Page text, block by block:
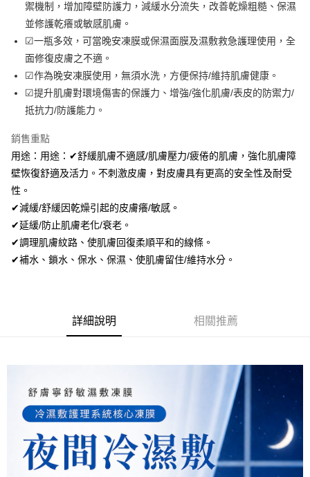
台新國際商業銀行
中國信託商業銀行
台灣樂天信用卡公司
Google Pay
大哥付你分期
相關說明
【大哥付你分期使用說明】
1.本服務由台灣大哥大提供，台灣大哥大用戶可立即使用無須另外申請。
2.付款方式選擇「大哥付你分期」，訂單成立後會自動跳轉到大哥付的交易
成交易。
3.實際核准額度、可分期數及費用金額請依後續交易確認頁面所載為準。
消。如遇「轉專審核」未通過狀況，表示未達大哥付你分期系統評分，恕無
法說明評估內容。
【繳款方式說明】
1.分期款項不併入電信帳單，「大哥付你分期」於每月結算日後寄送繳費提
醒簡訊。
2.透過簡訊連結打開帳單後，可選擇「超商條碼／台灣大直營門市／銀行轉
帳／街口支付／iPASS MONEY」等通路繳費。
買賣價金債權讓與本公司後，依約使用本公司帳單繳交帳款。
2.基於同意付款使用「大哥付你分期」之契約關係目的，商店將以您的個人
3.完整用戶服務條款，請詳閱以下連結：https://oppay.tw/userRule
AFTEE先享後付
相關說明
【關於「AFTEE先享後付」】
AFTEE先享後付是「在收到商品之後才付款」的支付方式。 讓您購物簡單
便利好安心！
１．簡單：不需註冊會員、不需綁卡、不需儲值。
２．便利：只要手機號碼，簡訊認證，即可結帳。
３．安心：先確認商品／服務後，再付款。
【「AFTEE先享後付」結帳流程】
結帳頁面，進行簡訊認證並確認金額後，即可完成結帳。
２．訂單成立數日內，您將收到繳費通知簡訊。
後付繳納相關費用。
※ 交易是否成功請以「AFTEE先享後付 」之結帳頁面顯示為準，若有關於
１．透過由恩沛科技股份有限公司提供之「AFTEE先享後付」服務完成之交
易，需依本服務之必要範圍內提供個人資料，並將交易相關給付款項請求債
權轉讓予恩沛科技股份有限公司。
２．關於個人資料處理事宜，請瀏覽以下網址：
https://aftee.tw/terms/#terms3
３．未成年的使用者請事先徵得法定代理人或監護人之同意方可使用
「AFTEE先享後付」，若未經同意申辦者引起之損失，本公司不負相關責
ATM付款
運送方式
全家付款取貨
每筆NT$120，滿NT$1,500(含以上)免運費
全家取貨付款
每筆NT$120，滿NT$1,500(含以上)免運費
7-11付款取貨
每筆NT$120，滿NT$1,500(含以上)免運費
付款後7-11取貨
每筆NT$120，滿NT$1,500(含以上)免運費
禦機制，增加障壁防護力，減緩水分流失，改善乾燥粗糙、保濕
並修護乾癢或敏感肌膚。
☑一瓶多效，可當晚安凍膜或保濕面膜及濕敷救急護理使用，全
面修復皮膚之不適。
☑作為晚安凍膜使用，無須水洗，方便保持/維持肌膚健康。
☑提升肌膚對環境傷害的保護力、增強/強化肌膚/表皮的防禦力/
抵抗力/防護能力。
銷售重點
用途：用途：✔舒緩肌膚不適感/肌膚壓力/疲倦的肌膚，強化肌膚障
壁恢復舒適及活力。不刺激皮膚，對皮膚具有更高的安全性及耐受
性。
✔減緩/舒緩因乾燥引起的皮膚癢/敏感。
✔延緩/防止肌膚老化/衰老。
✔調理肌膚紋路、使肌膚回復柔順平和的線條。
✔補水、鎖水、保水、保濕、使肌膚留住/維持水分。
詳細說明 相關推薦